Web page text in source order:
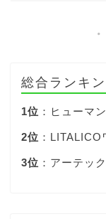
総合ランキ
1位 ：ヒューマ
2位 ：LITALICO
3位 ：アーテッ